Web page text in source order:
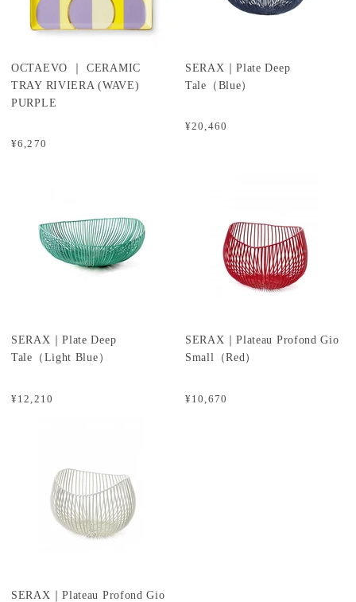
¥6,270
OCTAEVO ｜ CERAMIC
TRAY RIVIERA (WAVE)
PURPLE
¥20,460
SERAX｜Plate Deep
Tale（Blue）
¥12,210
SERAX｜Plate Deep
Tale（Light Blue）
¥10,670
SERAX｜Plateau Profond Gio
Small（Red）
SERAX｜Plateau Profond Gio